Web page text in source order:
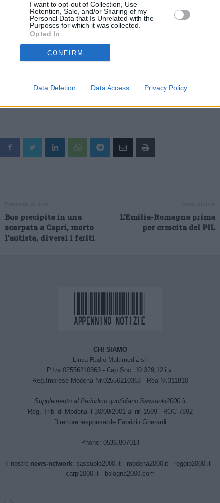
I want to opt-out of Collection, Use,
Retention, Sale, and/or Sharing of my
Personal Data that Is Unrelated with the
Purposes for which it was collected.
Opted In
CONFIRM
Data Deletion Data Access Privacy Policy
rinnovo il benvenuto alla Reggiana”.
Aggiunge Emanuela Zannoni: “C’è una grande partecipazione e
sostegno al progetto di mantenere le eccellenze sportive
reggiane in ritiro in Appennino: questo soggiorno della Reggiana
ne è un esempio, c’è grande entusiasmo e contiamo che questa
fase di preparazione possa essere la base di una grande
Bus precipita in una
scarpata a Capri, morto
l’autista, diversi i feriti
L’Emilia-Romagna prima
per crescita del PIL
CHI SIAMO
Linea Radio Multimedia srl
P.Iva 02556210363 - Cap.Soc. 10.329,12 i.v.
Reg.Imprese Modena Nr.02556210363 - Rea Nr.311810
Supplemento al Periodico quotidiano Sassuolo2000.it
Reg. Trib. di Modena il 30/08/2001 al nr. 1599 - ROC 7892
Direttore responsabile Fabrizio Gherardi
Phone: 0536.807013
Il nostro news-network: sassuolo2000.it - modena2000.it - reggio2000.it -
carpi2000.it- bologna2000.com